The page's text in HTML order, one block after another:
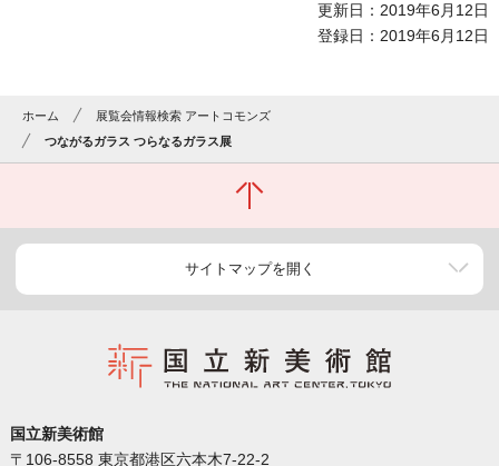
更新日：2019年6月12日
登録日：2019年6月12日
ホーム
展覧会情報検索 アートコモンズ
つながるガラス つらなるガラス展
サイトマップを開く
国立新美術館
〒106-8558 東京都港区六本木7-22-2